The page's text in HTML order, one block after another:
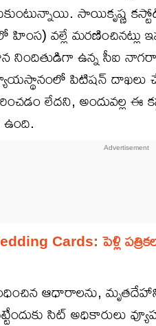
సాయికృష్ణ
వల్లే మరణించినట్లు
నిందితుడిగా ఉన్న సీఐ
పిటిషన్ దాఖలు
లేదని, అందువల్ల ఈ
ఉంది.
Cards: పెళ్లి
ఆధారాలను,
సిట్ అధికారులు